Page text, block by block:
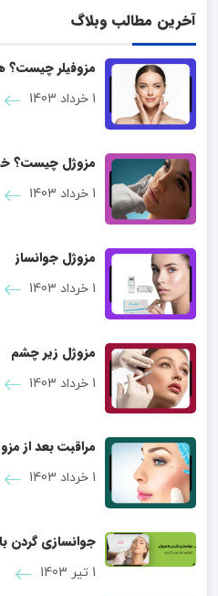
آخرین مطالب وبلاگ
مزوفیلر چیست؟
1 خرداد 1403
مزوژل چیست؟ خواص،
1 خرداد 1403
مزوژل جوانساز
1 خرداد 1403
مزوژل زیر چشم
1 خرداد 1403
مراقبت بعد از
1 خرداد 1403
جوانسازی گردن
1 تیر 1403